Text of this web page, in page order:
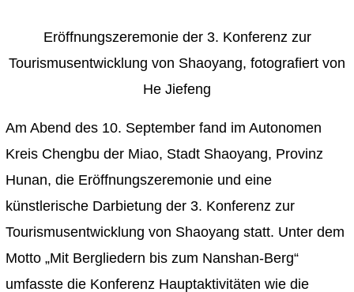
Eröffnungszeremonie der 3. Konferenz zur
Tourismusentwicklung von Shaoyang, fotografiert von
He Jiefeng
Am Abend des 10. September fand im Autonomen
Kreis Chengbu der Miao, Stadt Shaoyang, Provinz
Hunan, die Eröffnungszeremonie und eine
künstlerische Darbietung der 3. Konferenz zur
Tourismusentwicklung von Shaoyang statt. Unter dem
Motto „Mit Bergliedern bis zum Nanshan-Berg“
umfasste die Konferenz Hauptaktivitäten wie die